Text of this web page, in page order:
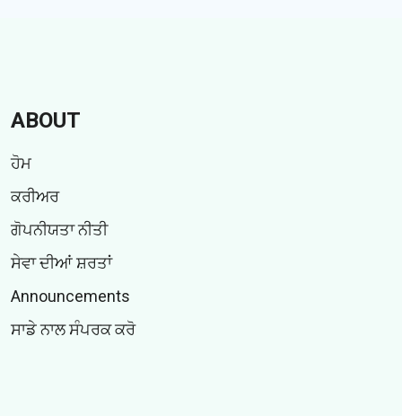
ABOUT
ਹੋਮ
ਕਰੀਅਰ
ਗੋਪਨੀਯਤਾ ਨੀਤੀ
ਸੇਵਾ ਦੀਆਂ ਸ਼ਰਤਾਂ
Announcements
ਸਾਡੇ ਨਾਲ ਸੰਪਰਕ ਕਰੋ